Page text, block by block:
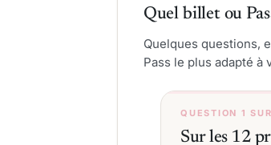
Quel billet ou
Quelques questions,
Pass le plus adapté à
QUESTION 1
Sur les 12